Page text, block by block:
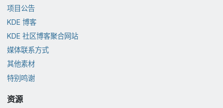
项目公告
KDE 博客
KDE 社区博客聚合网站
媒体联系方式
其他素材
特别鸣谢
资源